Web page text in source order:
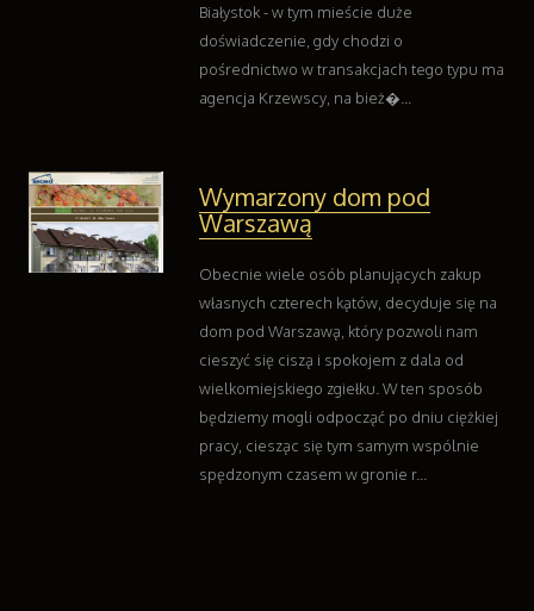
Białystok - w tym mieście duże
doświadczenie, gdy chodzi o
pośrednictwo w transakcjach tego typu ma
agencja Krzewscy, na bież�...
Wymarzony dom pod
Warszawą
Obecnie wiele osób planujących zakup
własnych czterech kątów, decyduje się na
dom pod Warszawą, który pozwoli nam
cieszyć się ciszą i spokojem z dala od
wielkomiejskiego zgiełku. W ten sposób
będziemy mogli odpocząć po dniu ciężkiej
pracy, ciesząc się tym samym wspólnie
spędzonym czasem w gronie r...